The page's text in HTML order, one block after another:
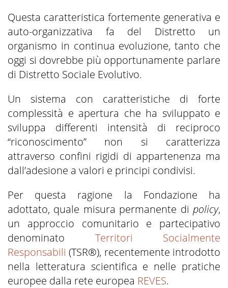
Questa caratteristica fortemente generativa e
auto-organizzativa fa del Distretto un
organismo in continua evoluzione, tanto che
oggi si dovrebbe più opportunamente parlare
di Distretto Sociale Evolutivo.
Un sistema con caratteristiche di forte
complessità e apertura che ha sviluppato e
sviluppa differenti intensità di reciproco
“riconoscimento” non si caratterizza
attraverso confini rigidi di appartenenza ma
dall’adesione a valori e principi condivisi.
Per questa ragione la Fondazione ha
adottato, quale misura permanente di policy,
un approccio comunitario e partecipativo
denominato Territori Socialmente
Responsabili (TSR®), recentemente introdotto
nella letteratura scientifica e nelle pratiche
europee dalla rete europea REVES.